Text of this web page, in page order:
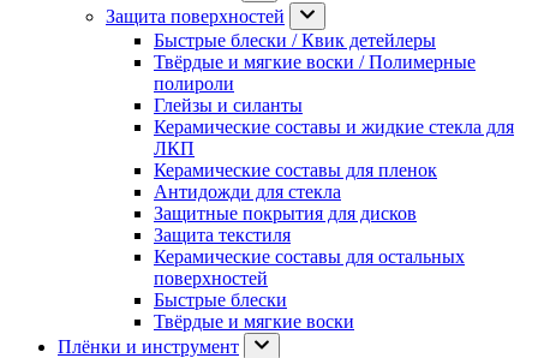
Защита поверхностей
Быстрые блески / Квик детейлеры
Твёрдые и мягкие воски / Полимерные
полироли
Глейзы и силанты
Керамические составы и жидкие стекла для
ЛКП
Керамические составы для пленок
Антидожди для стекла
Защитные покрытия для дисков
Защита текстиля
Керамические составы для остальных
поверхностей
Быстрые блески
Твёрдые и мягкие воски
Плёнки и инструмент